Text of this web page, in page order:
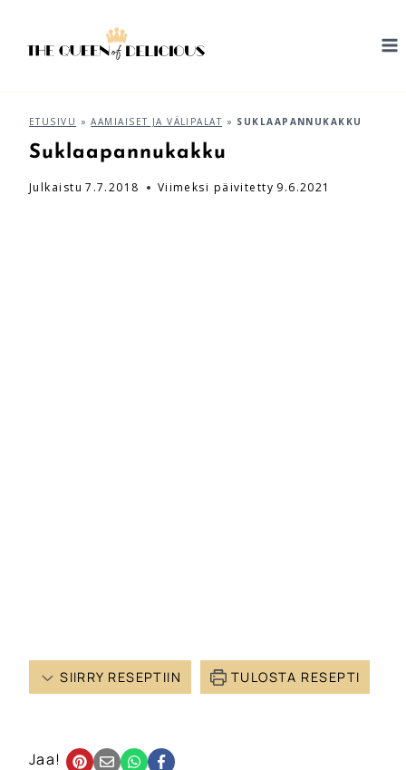
ETUSIVU »AAMIAISET JA VÄLIPALAT » SUKLAAPANNUKAKKU
Suklaapannukakku
Julkaistu 7.7.2018 Viimeksi päivitetty 9.6.2021
SIIRRY RESEPTIIN TULOSTA RESEPTI
Jaa!